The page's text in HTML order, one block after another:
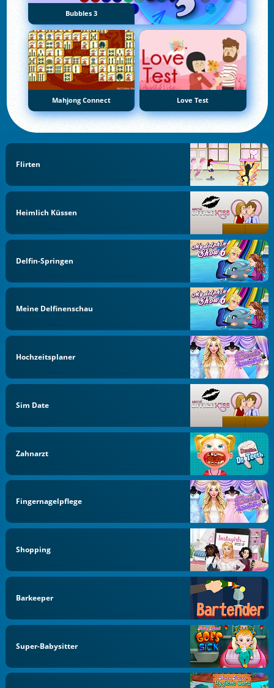
Bubbles 3
Mahjong Connect Love Test
Flirten
Heimlich Küssen
Delfin-Springen
Meine Delfinenschau
Hochzeitsplaner
Sim Date
Zahnarzt
Fingernagelpflege
Shopping
Barkeeper
Super-Babysitter